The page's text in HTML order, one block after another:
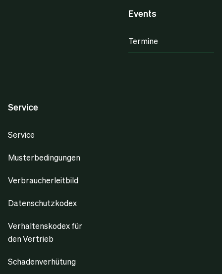
Events
Termine
Service
Service
Musterbedingungen
Verbraucherleitbild
Datenschutzkodex
Verhaltenskodex für
den Vertrieb
Schadenverhütung